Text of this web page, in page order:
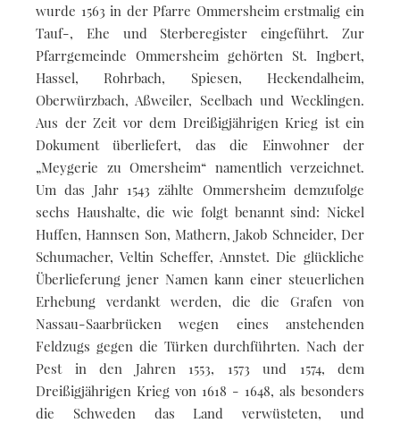
wurde 1563 in der Pfarre Ommersheim erstmalig ein
Tauf-, Ehe und Sterberegister eingeführt. Zur
Pfarrgemeinde Ommersheim gehörten St. Ingbert,
Hassel, Rohrbach, Spiesen, Heckendalheim,
Oberwürzbach, Aßweiler, Seelbach und Wecklingen.
Aus der Zeit vor dem Dreißigjährigen Krieg ist ein
Dokument überliefert, das die Einwohner der
„Meygerie zu Omersheim“ namentlich verzeichnet.
Um das Jahr 1543 zählte Ommersheim demzufolge
sechs Haushalte, die wie folgt benannt sind: Nickel
Huffen, Hannsen Son, Mathern, Jakob Schneider, Der
Schumacher, Veltin Scheffer, Annstet. Die glückliche
Überlieferung jener Namen kann einer steuerlichen
Erhebung verdankt werden, die die Grafen von
Nassau-Saarbrücken wegen eines anstehenden
Feldzugs gegen die Türken durchführten. Nach der
Pest in den Jahren 1553, 1573 und 1574, dem
Dreißigjährigen Krieg von 1618 - 1648, als besonders
die Schweden das Land verwüsteten, und